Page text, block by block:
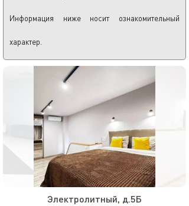
Информация ниже носит ознакомительный
характер.
Электролитный, д.5Б